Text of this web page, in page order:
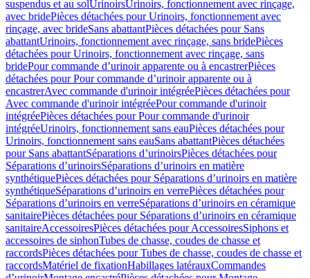
suspendus et au solUrinoirsUrinoirs, fonctionnement avec rinçage,
avec bridePièces détachées pour Urinoirs, fonctionnement avec
rinçage, avec brideSans abattantPièces détachées pour Sans
abattantUrinoirs, fonctionnement avec rinçage, sans bridePièces
détachées pour Urinoirs, fonctionnement avec rinçage, sans
bridePour commande d’urinoir apparente ou à encastrerPièces
détachées pour Pour commande d’urinoir apparente ou à
encastrerAvec commande d'urinoir intégréePièces détachées pour
Avec commande d'urinoir intégréePour commande d'urinoir
intégréePièces détachées pour Pour commande d'urinoir
intégréeUrinoirs, fonctionnement sans eauPièces détachées pour
Urinoirs, fonctionnement sans eauSans abattantPièces détachées
pour Sans abattantSéparations d’urinoirsPièces détachées pour
Séparations d’urinoirsSéparations d’urinoirs en matière
synthétiquePièces détachées pour Séparations d’urinoirs en matière
synthétiqueSéparations d’urinoirs en verrePièces détachées pour
Séparations d’urinoirs en verreSéparations d’urinoirs en céramique
sanitairePièces détachées pour Séparations d’urinoirs en céramique
sanitaireAccessoiresPièces détachées pour AccessoiresSiphons et
accessoires de siphonTubes de chasse, coudes de chasse et
raccordsPièces détachées pour Tubes de chasse, coudes de chasse et
raccordsMatériel de fixationHabillages latérauxCommandes